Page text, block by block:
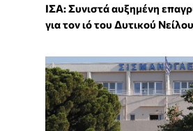
ΙΣΑ: Συνιστά αυξημένη
για τον ιό του Δυτικού Νείλου